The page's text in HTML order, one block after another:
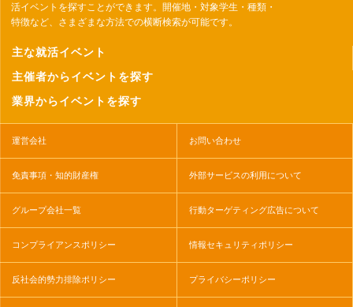
活イベントを探すことができます。開催地・対象学生・種類・
特徴など、さまざまな方法での横断検索が可能です。
主な就活イベント
主催者からイベントを探す
業界からイベントを探す
運営会社 お問い合わせ
免責事項・知的財産権 外部サービスの利用について
グループ会社一覧 行動ターゲティング広告について
コンプライアンスポリシー 情報セキュリティポリシー
反社会的勢力排除ポリシー プライバシーポリシー